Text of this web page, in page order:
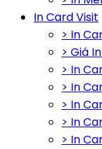
In Card Visit
> In
> Giá
> In
> In
> In
> In
> In